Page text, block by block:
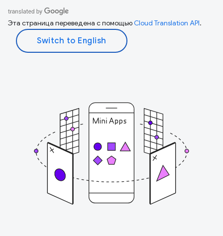
Эта страница переведена с помощьюCloud Translation API.